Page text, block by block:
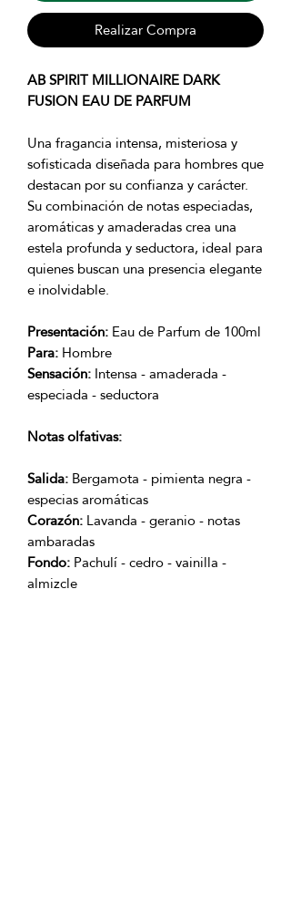
Realizar Compra
AB SPIRIT MILLIONAIRE DARK
FUSION EAU DE PARFUM
Una fragancia intensa, misteriosa y
sofisticada diseñada para hombres que
destacan por su confianza y carácter.
Su combinación de notas especiadas,
aromáticas y amaderadas crea una
estela profunda y seductora, ideal para
quienes buscan una presencia elegante
e inolvidable.
Presentación:Eau de Parfum de 100ml
Para:Hombre
Sensación:Intensa - amaderada -
especiada - seductora
Notas olfativas:
Salida:Bergamota - pimienta negra -
especias aromáticas
Corazón:Lavanda - geranio - notas
ambaradas
Fondo:Pachulí - cedro - vainilla -
almizcle